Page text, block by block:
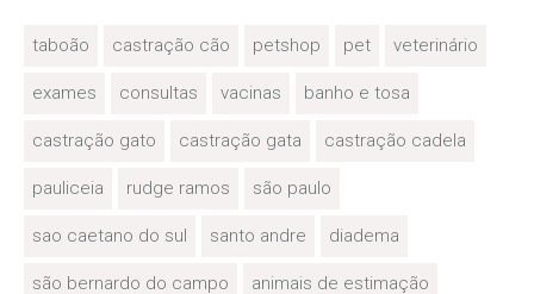
taboão castração cão petshop pet veterinário
exames consultas vacinas banho e tosa
castração gato castração gata castração cadela
pauliceia rudge ramos são paulo
sao caetano do sul santo andre diadema
são bernardo do campo animais de estimação